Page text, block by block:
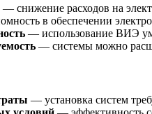
— снижение расходов на
в обеспечении
— использование ВИЭ
— системы можно
— установка систем